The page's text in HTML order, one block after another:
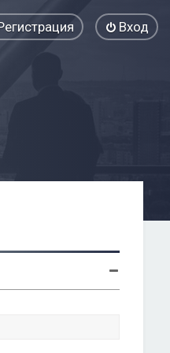
Вход